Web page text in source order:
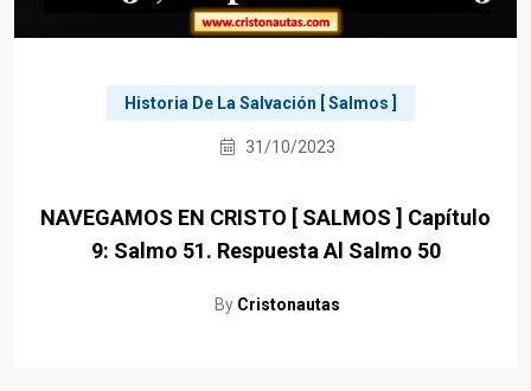
Historia De La Salvación [ Salmos ]
31/10/2023
NAVEGAMOS EN CRISTO [ SALMOS ] Capítulo
9: Salmo 51. Respuesta Al Salmo 50
By Cristonautas